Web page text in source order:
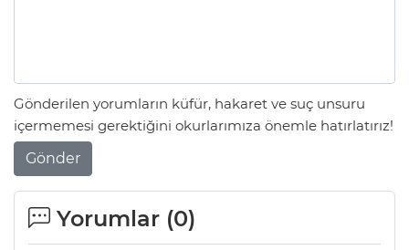
Gönderilen yorumların küfür, hakaret ve suç unsuru
içermemesi gerektiğini okurlarımıza önemle hatırlatırız!
Gönder
Yorumlar (0)